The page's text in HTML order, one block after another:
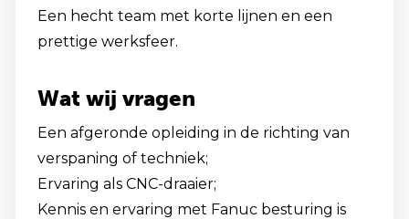
Een hecht team met korte lijnen en een
prettige werksfeer.
Wat wij vragen
Een afgeronde opleiding in de richting van
verspaning of techniek;
Ervaring als CNC-draaier;
Kennis en ervaring met Fanuc besturing is